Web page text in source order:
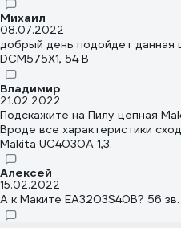
Михаил
08.07.2022
добрый день подойдет данная
DCM575X1, 54 В
Владимир
21.02.2022
Подскажите на Пилу цепная
Вроде все характеристики
Makita UC4030A 1,3.
Алексей
15.02.2022
А к Маките ЕА3203S40B? 56